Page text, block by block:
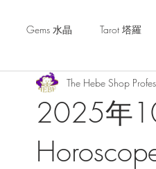
Gems 水晶 Tarot 塔羅
Monthly Horoscope 每月星座運程
2025年
The Hebe Shop